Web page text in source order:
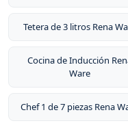
Tetera de 3 litros Rena
Cocina de Inducción
Ware
Chef 1 de 7 piezas Rena